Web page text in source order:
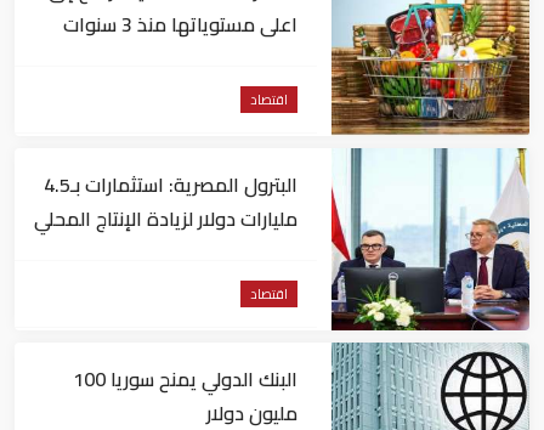
اعلى مستوياتها منذ 3 سنوات
اقتصاد
البترول المصرية: استثمارات بـ4.5
مليارات دولار لزيادة الإنتاج المحلي
اقتصاد
البنك الدولي يمنح سوريا 100
مليون دولار